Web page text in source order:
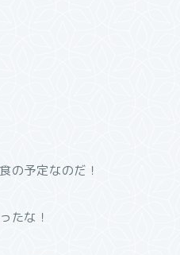
の予定なのだ！
たな！